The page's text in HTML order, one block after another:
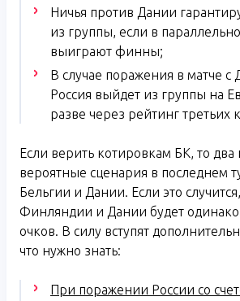
Ничья против Дании
из группы, если в
выиграют финны;
В случае поражения в матче с
Россия выйдет из группы на
разве через рейтинг третьих
Если верить котировкам БК, то два
вероятные сценария в последнем
Бельгии и Дании. Если это
Финляндии и Дании будет
очков. В силу вступят
что нужно знать:
При поражении России со